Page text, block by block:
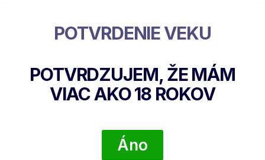
profil.POTVRDENIE VEKU
POTVRDZUJEM, ŽE MÁM
VIAC AKO18 ROKOV
Áno